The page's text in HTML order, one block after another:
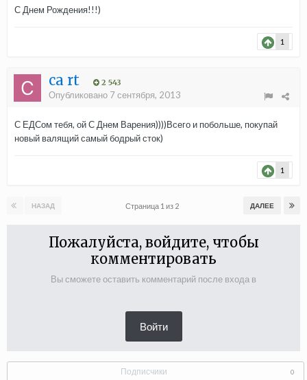
С Днем Рождения!!!)
1
ca rt 2 543
Опубликовано 7 сентября, 2013
С ЕДСом тебя, ой С Днем Варения))))Всего и побольше, покупай
новый валящий самый бодрый сток)
1
НАЗАД ДАЛЕЕ
Страница 1 из 2
Пожалуйста, войдите, чтобы
комментировать
Вы сможете оставить комментарий после входа в
Войти
Подписчики 0